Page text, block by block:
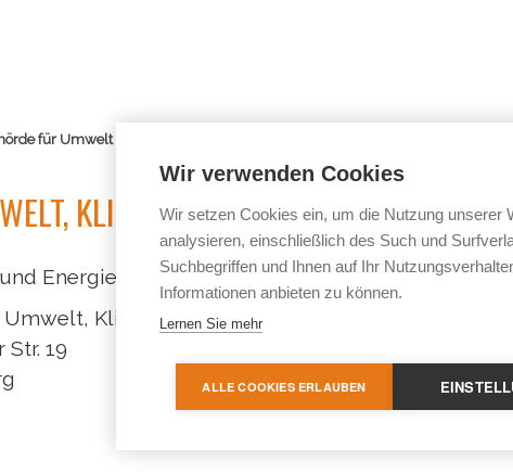
für Umwelt und Energie
KLIMA, ENERGIE UND
Klima, Energie und Agrarwirtschaft
19
Wir verwenden Cookies
Wir setzen Cookies ein, um die Nutzung unserer
analysieren, einschließlich des Such und
Suchbegriffen und Ihnen auf Ihr
Informationen anbieten zu können.
Lernen Sie mehr
ALLE COOKIES ERLAUBEN